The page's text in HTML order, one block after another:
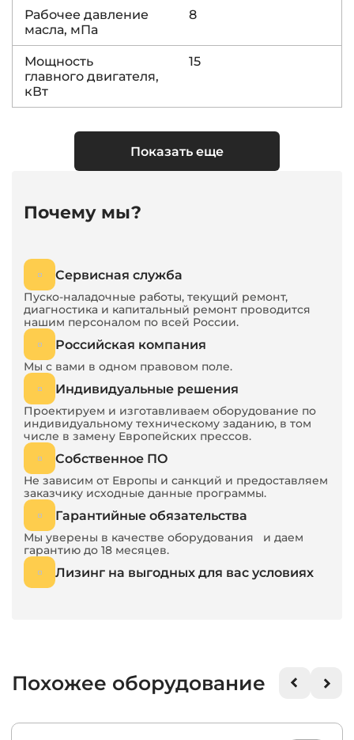
Рабочее давление
масла, мПа
8
Мощность
главного двигателя,
кВт
15
размеры (Д×Ш×В),
Показать еще
Почему мы?
Сервисная служба
Пуско-наладочные работы, текущий ремонт,
диагностика и капитальный ремонт проводится
нашим персоналом по всей России.
Российская компания
Мы с вами в одном правовом поле.
Индивидуальные решения
Проектируем и изготавливаем оборудование по
индивидуальному техническому заданию, в том
числе в замену Европейских прессов.
Собственное ПО
Не зависим от Европы и санкций и предоставляем
заказчику исходные данные программы.
Гарантийные обязательства
Мы уверены в качестве оборудования и даем
гарантию до 18 месяцев.
Лизинг на выгодных для вас условиях
Похожее оборудование